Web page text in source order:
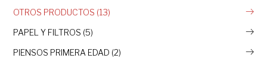
OTROS PRODUCTOS (13)
PAPEL Y FILTROS (5)
PIENSOS PRIMERA EDAD (2)